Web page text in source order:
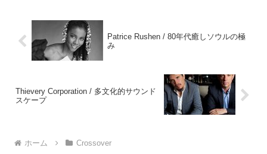
Patrice Rushen / 80年代癒しソウルの極
み
Thievery Corporation / 多文化的サウンド
スケープ
ホーム Crossover